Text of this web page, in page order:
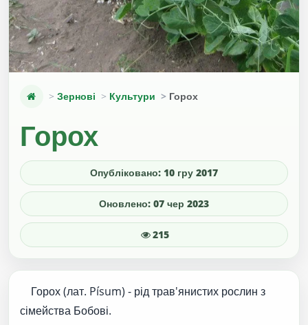
Зернові Культури Горох
Горох
Опубліковано: 10 гру 2017
Оновлено: 07 чер 2023
215
Горох (лат. Písum) - рід трав'янистих рослин з
сімейства Бобові.